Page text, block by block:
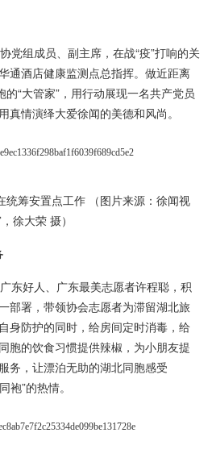
党组成员、副主席，在战“疫”打响的关
通酒店健康监测点总指挥。做近距离
“大管家”，用行动展现一名共产党员
真情演绎大爱徐闻的美德和风尚。
统筹安置点工作 （图片来源：徐闻视
徐大荣 摄）
东好人、广东最美志愿者许程聪，积
部署，带领协会志愿者为滞留湖北旅
身防护的同时，给房间定时消毒，给
胞的饮食习惯提供辣椒，为小朋友提
，让漂泊无助的湖北同胞感受
袍”的热情。